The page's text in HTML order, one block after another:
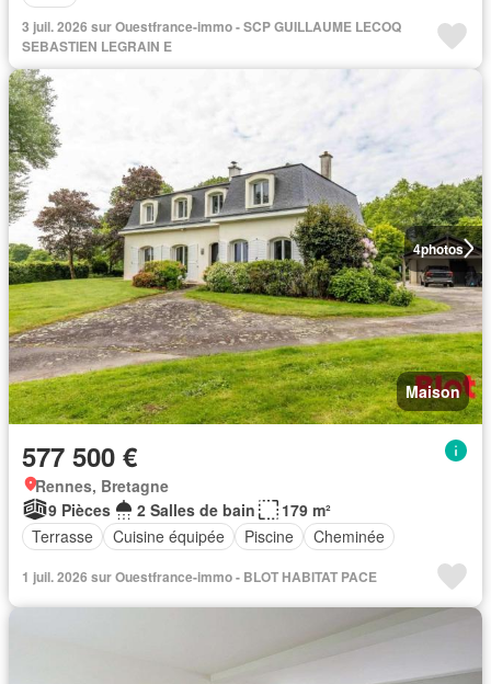
3 juil. 2026 sur Ouestfrance-immo - SCP GUILLAUME LECOQ
SEBASTIEN LEGRAIN E
4photos
Maison
577 500 €
Rennes, Bretagne
9 Pièces
2 Salles de bain
179 m²
Terrasse
Cuisine équipée Piscine Cheminée
1 juil. 2026 sur Ouestfrance-immo - BLOT HABITAT PACE